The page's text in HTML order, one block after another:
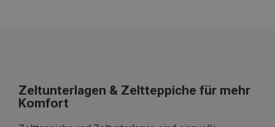
Zeltunterlagen & Zeltteppiche für mehr
Komfort